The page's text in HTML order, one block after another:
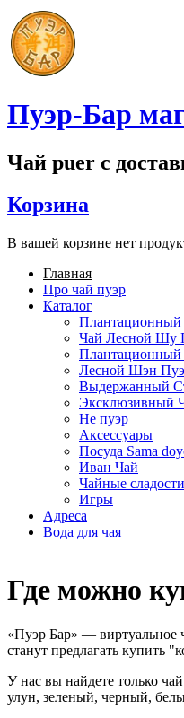
Перейти к основному
Пуэр-Бар
Чай puer с
Корзина
В вашей корзине нет
Main menu
Главная
Про чай пуэр
Каталог
Чай Лесной Шу
Лесной Шэн
Выдержанный
Эксклюзивный
Не пуэр
Аксессуары
Посуда Sama
Иван Чай
Чайные сладости
Игры
Адреса
Вода для чая
Где можно
«Пуэр Бар» — виртуальное
станут предлагать купить
У нас вы найдете только
улун, зеленый, черный,